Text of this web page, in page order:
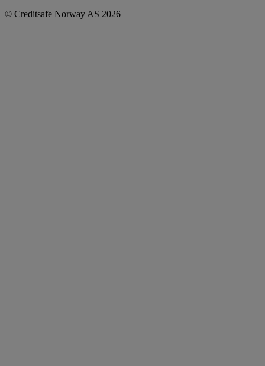
© Creditsafe Norway AS 2026